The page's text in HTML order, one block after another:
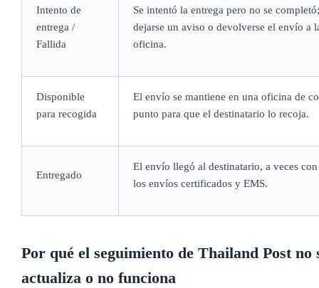
Intento de
entrega /
Fallida
Se intentó la entrega pero no se
dejarse un aviso o devolverse el envío a
oficina.
Disponible
para recogida
El envío se mantiene en una oficina de
punto para que el destinatario lo recoja.
Entregado
El envío llegó al destinatario, a veces
los envíos certificados y EMS.
Por qué el seguimiento de Thailand Post no
actualiza o no funciona